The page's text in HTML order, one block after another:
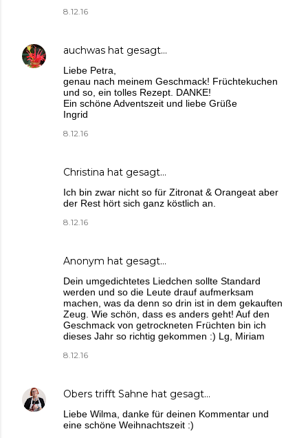
8.12.16
auchwas hat gesagt…
Liebe Petra,
genau nach meinem Geschmack! Früchtekuchen
und so, ein tolles Rezept. DANKE!
Ein schöne Adventszeit und liebe Grüße
Ingrid
8.12.16
Christina hat gesagt…
Ich bin zwar nicht so für Zitronat & Orangeat aber
der Rest hört sich ganz köstlich an.
8.12.16
Anonym hat gesagt…
Dein umgedichtetes Liedchen sollte Standard
werden und so die Leute drauf aufmerksam
machen, was da denn so drin ist in dem gekauften
Zeug. Wie schön, dass es anders geht! Auf den
Geschmack von getrockneten Früchten bin ich
dieses Jahr so richtig gekommen :) Lg, Miriam
8.12.16
Obers trifft Sahne hat gesagt…
Liebe Wilma, danke für deinen Kommentar und
eine schöne Weihnachtszeit :)